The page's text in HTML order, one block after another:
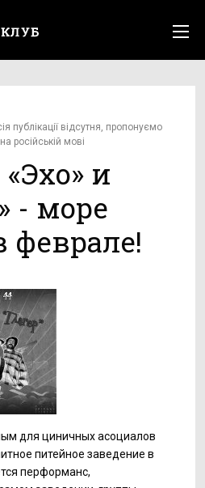
публікації відсутня, пропонуємо
російській мові
«Эхо» и
- море
феврале!
для циничных асоциалов
питейное заведение в
перформанс,